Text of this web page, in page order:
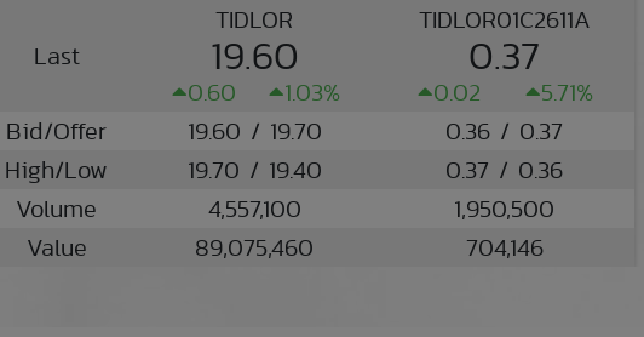
Last
TIDLOR
19.60
0.60 1.03%
TIDLOR01C2611A
0.37
0.02
5.71%
Bid/Offer
19.60 / 19.70
0.36 / 0.37
High/Low
19.70 / 19.40
0.37 / 0.36
Volume
4,557,100
1,950,500
Value
89,075,460 704,146